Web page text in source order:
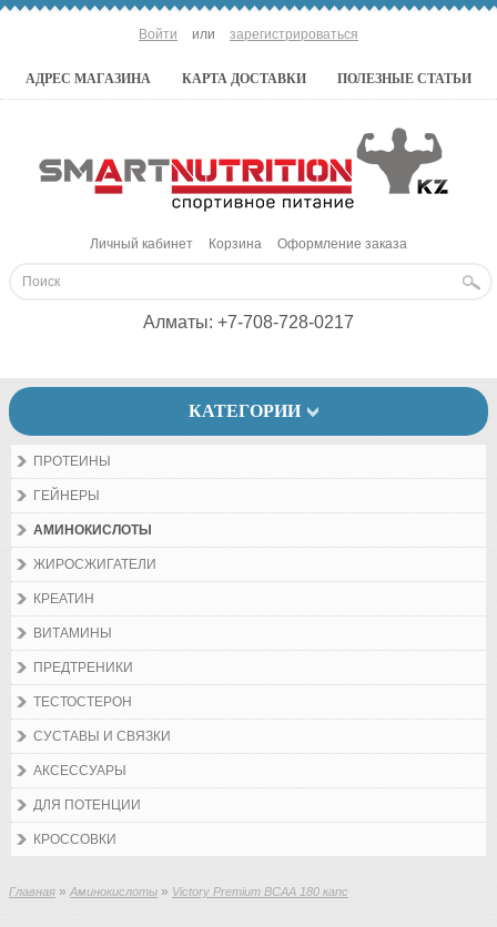
Войти или зарегистрироваться
АДРЕС МАГАЗИНА КАРТА ДОСТАВКИ ПОЛЕЗНЫЕ СТАТЬИ
Личный кабинет Корзина Оформление заказа
Алматы: +7-708-728-0217
КАТЕГОРИИ
ПРОТЕИНЫ
ГЕЙНЕРЫ
АМИНОКИСЛОТЫ
ЖИРОСЖИГАТЕЛИ
КРЕАТИН
ВИТАМИНЫ
ПРЕДТРЕНИКИ
ТЕСТОСТЕРОН
СУСТАВЫ И СВЯЗКИ
АКСЕССУАРЫ
ДЛЯ ПОТЕНЦИИ
КРОССОВКИ
Главная » Аминокислоты » Victory Premium BCAA 180 капс